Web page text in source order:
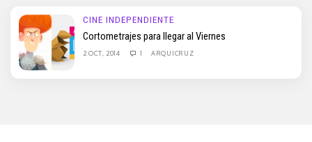
CINE INDEPENDIENTE
Cortometrajes para llegar al Viernes
2 OCT, 2014 1 ARQUICRUZ